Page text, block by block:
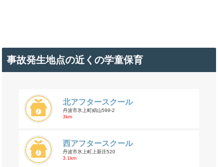
事故発生地点の近くの学童保育
北アフタースクール
丹波市氷上町絹山599-2
3km
西アフタースクール
丹波市氷上町上新庄520
3.1km